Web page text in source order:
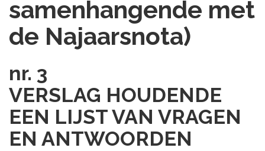
samenhangende met
de Najaarsnota)
nr. 3
VERSLAG HOUDENDE
EEN LIJST VAN VRAGEN
EN ANTWOORDEN